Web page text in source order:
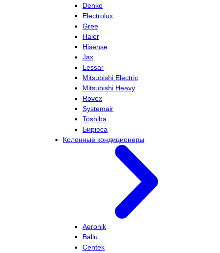
Denko
Electrolux
Gree
Haier
Hisense
Jax
Lessar
Mitsubishi Electric
Mitsubishi Heavy
Rovex
Systemair
Toshiba
Бирюса
Колонные кондиционеры
Aeronik
Ballu
Centek